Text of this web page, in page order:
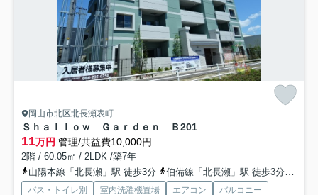
岡山市北区北長瀬表町
Ｓｈａｌｌｏｗ Ｇａｒｄｅｎ Ｂ201
11万円 管理/共益費10,000円
2階 / 60.05㎡ / 2LDK /築7年
山陽本線「北長瀬」駅 徒歩3分
伯備線「北長瀬」駅 徒歩3分
バス・トイレ別 室内洗濯機置場 エアコン
バルコニー